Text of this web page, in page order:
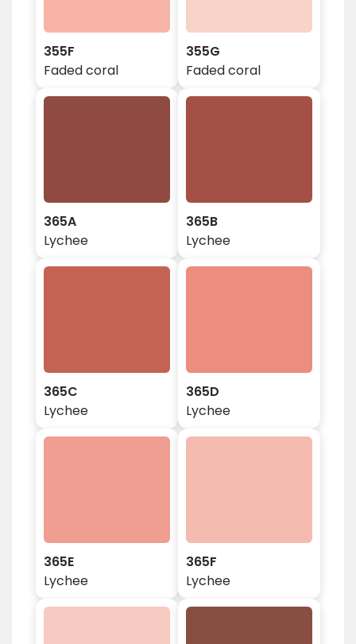
355F
Faded coral
355G
Faded coral
365A
Lychee
365B
Lychee
365C
Lychee
365D
Lychee
365E
Lychee
365F
Lychee